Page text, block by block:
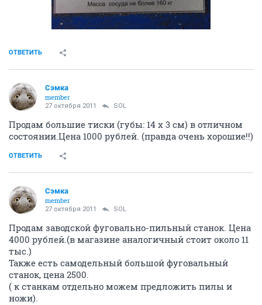
ОТВЕТИТЬ
Сэмка
member
27 октября 2011 SOL
Продам большие тиски (губы: 14 х 3 см) в отличном
состоянии.Цена 1000 рублей. (правда очень хорошие!!)
ОТВЕТИТЬ
Сэмка
member
27 октября 2011 SOL
Продам заводской фуговально-пильный станок. Цена
4000 рублей.(в магазине аналогичный стоит около 11
тыс.)
Также есть самодельный большой фуговальный
станок, цена 2500.
( к станкам отдельно можем предложить пилы и
ножи).